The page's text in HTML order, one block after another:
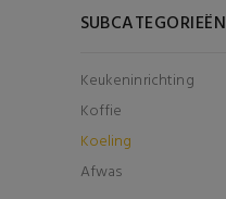
SUBCATEGORIEËN
Keukeninrichting
Koffie
Koeling
Afwas